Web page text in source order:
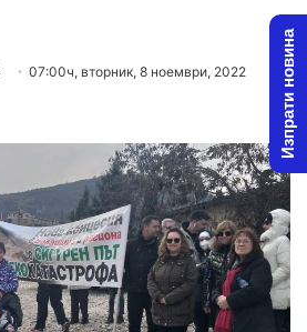
07:00ч, вторник, 8 ноември, 2022 Изпрати новина